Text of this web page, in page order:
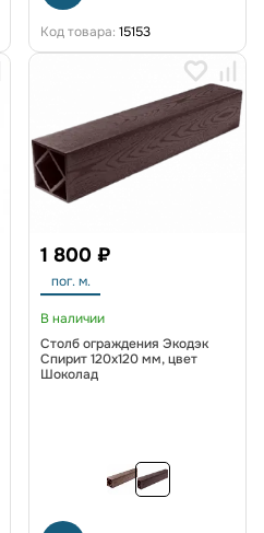
Код товара: 15153
1 800 ₽
пог. м.
В наличии
Столб ограждения Экодэк
Спирит 120х120 мм, цвет
Шоколад